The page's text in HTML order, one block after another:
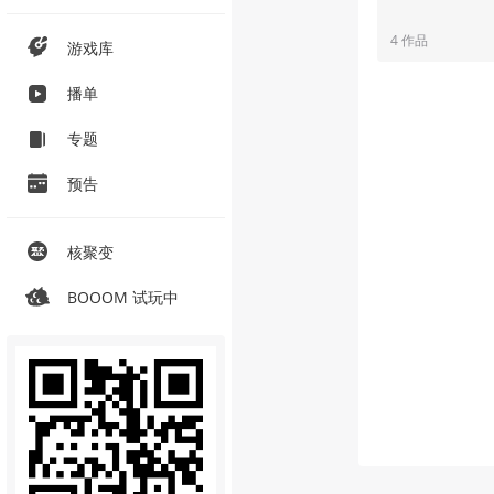
游戏库
播单
专题
预告
核聚变
BOOOM 试玩中
4 作品